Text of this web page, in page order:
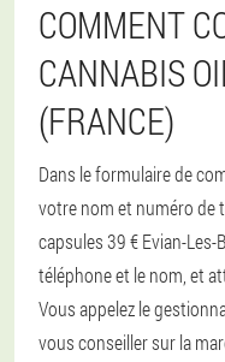
COMMENT
CANNABIS
(FRANCE)
Dans le formulaire de
votre nom et numéro de
capsules 39 € Evian-
téléphone et le nom, et
Vous appelez le
vous conseiller sur la